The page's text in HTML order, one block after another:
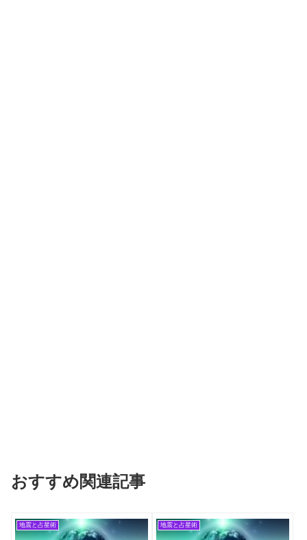
おすすめ関連記事
地震と占星術 地震と占星術